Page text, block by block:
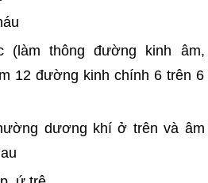
(làm thông đường kinh âm,
12 đường kinh chính 6 trên 6
dương khí ở trên và âm